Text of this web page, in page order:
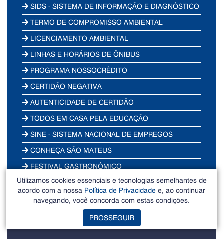
SIDS - SISTEMA DE INFORMAÇÃO E DIAGNÓSTICO
TERMO DE COMPROMISSO AMBIENTAL
LICENCIAMENTO AMBIENTAL
LINHAS E HORÁRIOS DE ÔNIBUS
PROGRAMA NOSSOCRÉDITO
CERTIDÃO NEGATIVA
AUTENTICIDADE DE CERTIDÃO
TODOS EM CASA PELA EDUCAÇÃO
SINE - SISTEMA NACIONAL DE EMPREGOS
CONHEÇA SÃO MATEUS
FESTIVAL GASTRONÔMICO
POLÍTICA MUNICIPAL DE EDUCAÇÃO AMBIENTAL
SAMOBILIDADE
Utilizamos cookies essenciais e tecnologias semelhantes de
acordo com a nossa Política de Privacidade e, ao continuar
navegando, você concorda com estas condições.
PROSSEGUIR